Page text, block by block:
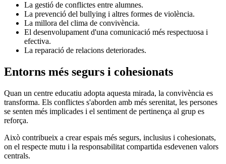
La gestió de conflictes entre alumnes.
La prevenció del bullying i altres formes de violència.
La millora del clima de convivència.
El desenvolupament d'una comunicació més respectuosa i
efectiva.
La reparació de relacions deteriorades.
Entorns més segurs i cohesionats
Quan un centre educatiu adopta aquesta mirada, la convivència es
transforma. Els conflictes s'aborden amb més serenitat, les persones
se senten més implicades i el sentiment de pertinença al grup es
reforça.
Això contribueix a crear espais més segurs, inclusius i cohesionats,
on el respecte mutu i la responsabilitat compartida esdevenen valors
centrals.